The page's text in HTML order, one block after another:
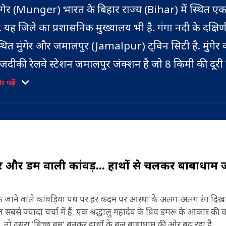
(Munger) भारत के बिहार राज्य (Bihar) में स्थित
यह जिले का प्रशासनिक मुख्यालय भी है. गंगा नदी के
मुंगेर और जमालपुर (Jamalpur) ट्विन सिटी है. मुंगेर
रेलवे स्टेशन जमालपुर जंक्शन है जो 8 किमी की दूरी
की राजधानी पटना (Patna) से 180 किमी पूर्व और
1,419 वर्ग किलोमीटर है (Munger
Population) 13.68 लाख है और यहां प्रति वर्ग
876 है. इस जिले की 70.46 फीसदी जनसंख्या साक्षर
Literacy).
मुगल काल और ब्रिटिश राज के दौरान पूर्वी भारत और
के प्रमुख शहरों में से एक था. ब्रिटिश शासन के दौरान
पढ़ें
डमरू वाली कांवड़... हाथों से चलकर बाबाधाम
जाने वाले कांवड़िया पथ पर हर कदम पर आस्था के अलग-अलग रंग
ज्यादा चर्चा में हैं. एक श्रद्धालु महादेव के प्रिय डमरू के आकार की